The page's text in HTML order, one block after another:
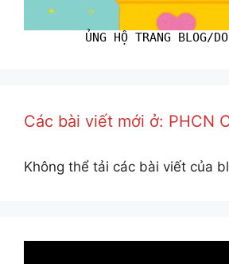
ỦNG HỘ TRANG BLOG/
Các bài viết mới ở: PHCN
Không thể tải các bài viết của